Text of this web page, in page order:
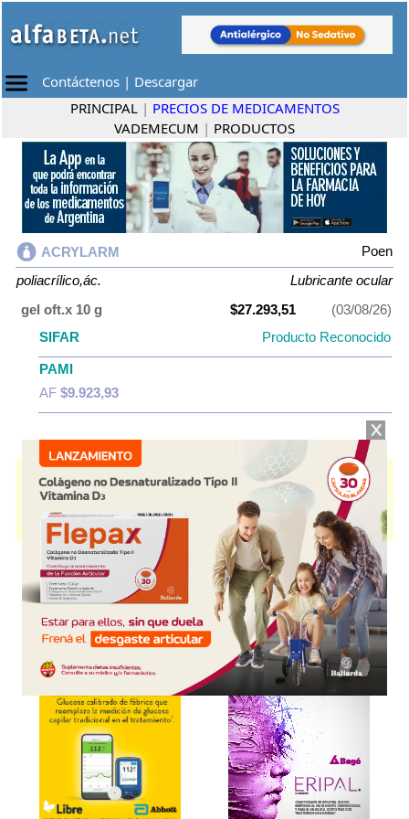
Contáctenos | Descargar
PRINCIPAL | PRECIOS DE MEDICAMENTOS
VADEMECUM | PRODUCTOS
ACRYLARM
Poen
poliacrílico,ác.
Lubricante ocular
gel oft.x 10 g
$27.293,51
(03/08/26)
SIFAR
Producto Reconocido
PAMI
AF $9.923,93
ACRYLARM contiene poliacrílico,ác.y se indica como
Lubricante
ocular. Es producido por y cuenta con 1 presentación disponible.
Algunas presentaciones cuentan con cobertura PAMI.
Explorar más
Otros productos conpoliacrílico,ác.
Otros productos de
Poen